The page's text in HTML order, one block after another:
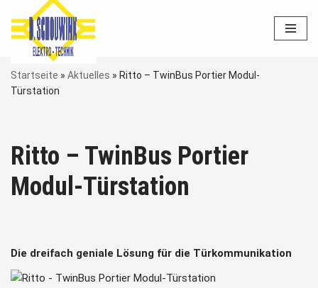
Zum
Inhalt
springen
Startseite » Aktuelles » Ritto – TwinBus Portier Modul-
Türstation
Ritto – TwinBus Portier
Modul-Türstation
Die dreifach geniale Lösung für die Türkommunikation